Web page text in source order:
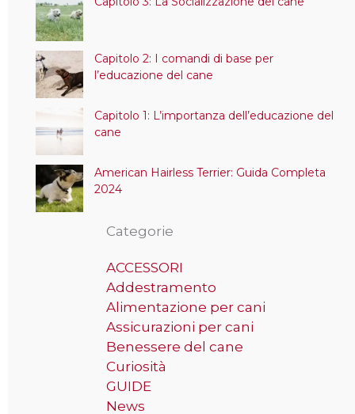
Capitolo 2: I comandi di base per
l’educazione del cane
Capitolo 1: L’importanza dell’educazione del
cane
American Hairless Terrier: Guida Completa
2024
Categorie
ACCESSORI
Addestramento
Alimentazione per cani
Assicurazioni per cani
Benessere del cane
Curiosità
GUIDE
News